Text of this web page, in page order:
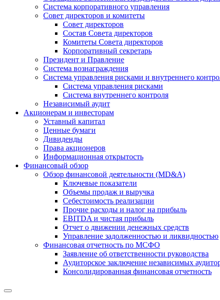
Система корпоративного управления
Совет директоров и комитеты
Совет директоров
Состав Совета директоров
Комитеты Совета директоров
Корпоративный секретарь
Президент и Правление
Система вознаграждения
Система управления рисками и внутреннего
Система управления рисками
Система внутреннего контроля
Независимый аудит
Акционерам и инвесторам
Уставный капитал
Ценные бумаги
Дивиденды
Права акционеров
Информационная открытость
Финансовый обзор
Обзор финансовой деятельности (MD&A)
Ключевые показатели
Объемы продаж и выручка
Себестоимость реализации
Прочие расходы и налог на прибыль
EBITDA и чистая прибыль
Отчет о движении денежных средств
Управление задолженностью и ликвидностью
Финансовая отчетность по МСФО
Заявление об ответственности руководства
Аудиторское заключение независимых
Консолидированная финансовая отчетность